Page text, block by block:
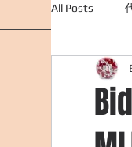
All Posts
外國購
美食團購